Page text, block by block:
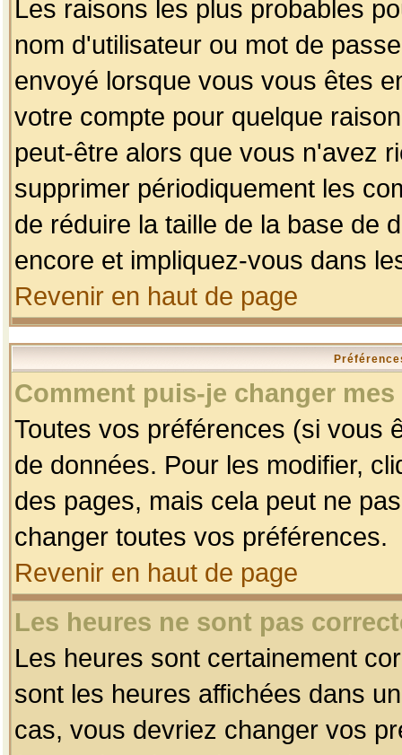
Les raisons les plus probables
nom d'utilisateur ou mot de
envoyé lorsque vous vous êtes
votre compte pour quelque
peut-être alors que vous n'avez
supprimer périodiquement les
de réduire la taille de la base de
encore et impliquez-vous dans
Revenir en haut de page
Comment puis-je changer
Toutes vos préférences (si vous
de données. Pour les modifier,
des pages, mais cela peut ne
changer toutes vos préférences.
Revenir en haut de page
Les heures ne sont pas
Les heures sont certainement
sont les heures affichées dans
cas, vous devriez changer vos